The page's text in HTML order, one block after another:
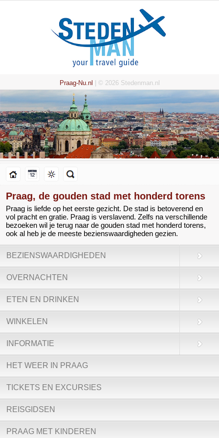
Praag-Nu.nl | © 2026 Stedenman.nl
Praag, de gouden stad met honderd torens
Praag is liefde op het eerste gezicht. De stad is betoverend en
vol pracht en gratie. Praag is verslavend. Zelfs na verschillende
bezoeken wil je terug naar de gouden stad met honderd torens,
ook al heb je de meeste bezienswaardigheden gezien.
BEZIENSWAARDIGHEDEN
OVERNACHTEN
ETEN EN DRINKEN
WINKELEN
INFORMATIE
HET WEER IN PRAAG
TICKETS EN EXCURSIES
REISGIDSEN
PRAAG MET KINDEREN